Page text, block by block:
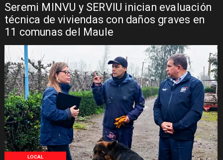
Seremi MINVU y SERVIU inician evaluación
técnica de viviendas con daños graves en
11 comunas del Maule
LOCAL